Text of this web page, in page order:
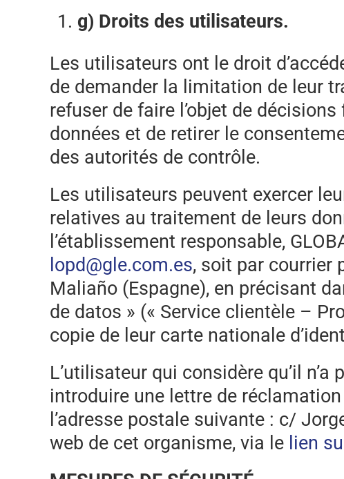
g) Droits des utilisateurs.
Les utilisateurs ont le droit
de demander la limitation de leur
refuser de faire l’objet de
données et de retirer le
des autorités de contrôle.
Les utilisateurs peuvent exercer
relatives au traitement de leurs
l’établissement responsable,
lopd@gle.com.es, soit par courrier
Maliaño (Espagne), en précisant
de datos » (« Service clientèle –
copie de leur carte nationale
L’utilisateur qui considère qu’il
introduire une lettre de
l’adresse postale suivante : c/
web de cet organisme, via le lien